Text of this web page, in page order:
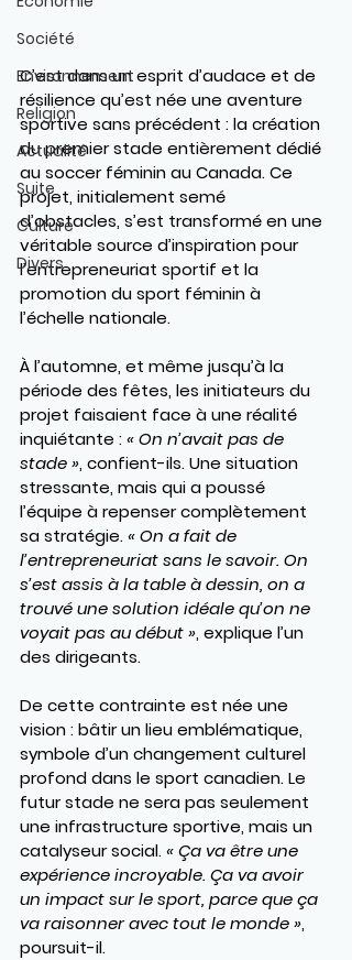
Société
Environnement
Religion
Actualité
Suite
Culture
Divers
C’est dans un esprit d’audace et de
résilience qu’est née une aventure
sportive sans précédent : la création
du premier stade entièrement dédié
au soccer féminin au Canada. Ce
projet, initialement semé
d’obstacles, s’est transformé en une
véritable source d’inspiration pour
l’entrepreneuriat sportif et la
promotion du sport féminin à
l’échelle nationale.
À l’automne, et même jusqu’à la
période des fêtes, les initiateurs du
projet faisaient face à une réalité
inquiétante : « On n’avait pas de
stade », confient-ils. Une situation
stressante, mais qui a poussé
l’équipe à repenser complètement
sa stratégie. « On a fait de
l’entrepreneuriat sans le savoir. On
s’est assis à la table à dessin, on a
trouvé une solution idéale qu’on ne
voyait pas au début », explique l’un
des dirigeants.
De cette contrainte est née une
vision : bâtir un lieu emblématique,
symbole d’un changement culturel
profond dans le sport canadien. Le
futur stade ne sera pas seulement
une infrastructure sportive, mais un
catalyseur social. « Ça va être une
expérience incroyable. Ça va avoir
un impact sur le sport, parce que ça
va raisonner avec tout le monde »,
poursuit-il.